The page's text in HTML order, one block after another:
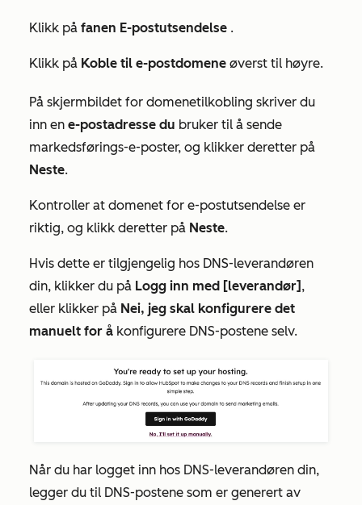
Klikk på fanen E-postutsendelse .
Klikk på Koble til e-postdomene øverst til høyre.
På skjermbildet for domenetilkobling skriver du
inn en e-postadresse du bruker til å sende
markedsførings-e-poster, og klikker deretter på
Neste.
Kontroller at domenet for e-postutsendelse er
riktig, og klikk deretter på Neste.
Hvis dette er tilgjengelig hos DNS-leverandøren
din, klikker du på Logg inn med [leverandør] ,
eller klikker på Nei, jeg skal konfigurere det
manuelt for å konfigurere DNS-postene selv.
Når du har logget inn hos DNS-leverandøren din,
legger du til DNS-postene som er generert av